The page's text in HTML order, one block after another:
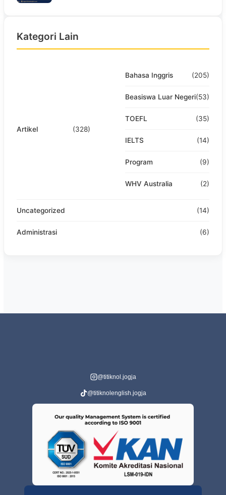
Kategori Lain
Artikel (328)
Bahasa Inggris (205)
Beasiswa Luar Negeri(53)
TOEFL (35)
IELTS (14)
Program (9)
WHV Australia (2)
Uncategorized (14)
Administrasi (6)
@titiknol.jogja
@titiknolenglish.jogja